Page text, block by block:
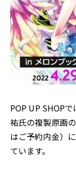
POP UP SHOP
祐氏の複製原画
はご予約内金）
ています。